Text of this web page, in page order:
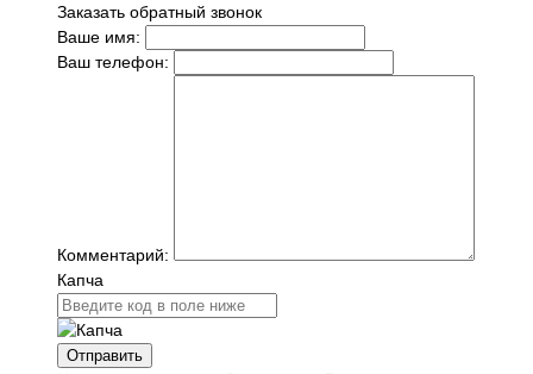
Заказать обратный звонок
Ваше имя:
Ваш телефон:
Комментарий:
Капча
Отправить